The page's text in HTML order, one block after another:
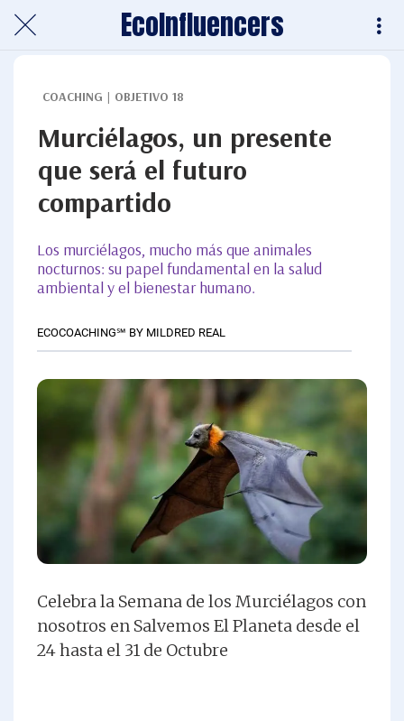
EcoInfluencers
COACHING | OBJETIVO 18
Murciélagos, un presente
que será el futuro
compartido
Los murciélagos, mucho más que animales
nocturnos: su papel fundamental en la salud
ambiental y el bienestar humano.
ECOCOACHING℠ BY MILDRED REAL
Celebra la Semana de los Murciélagos con
nosotros en Salvemos El Planeta desde el
24 hasta el 31 de Octubre